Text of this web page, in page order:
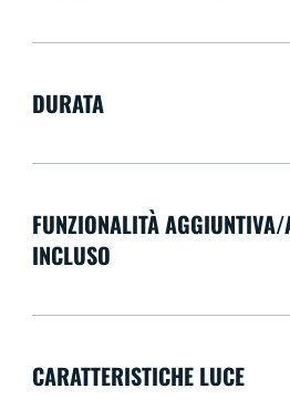
DURATA
FUNZIONALITÀ AGGIUNTIVA/
INCLUSO
CARATTERISTICHE LUCE